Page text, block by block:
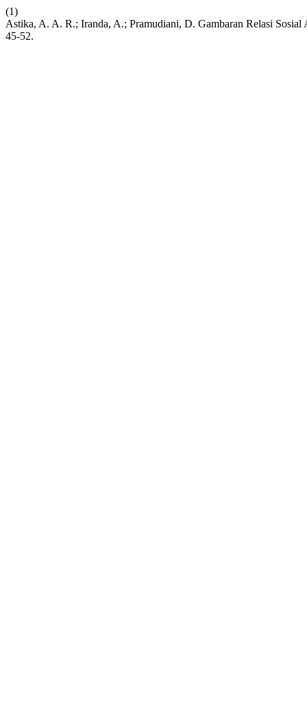
(1)
Astika, A. A. R.; Iranda, A.; Pramudiani, D. Gambaran Relasi
45-52.